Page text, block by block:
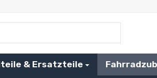
& Ersatzteile